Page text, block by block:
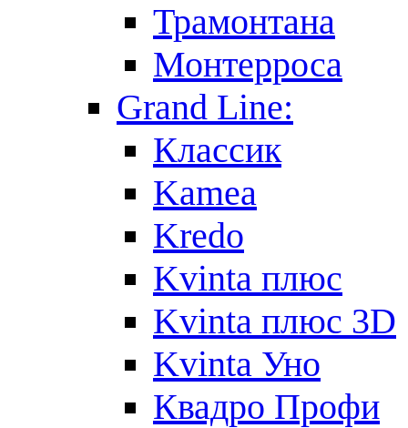
Трамонтана
Монтерроса
Grand Line:
Классик
Kamea
Kredo
Kvinta плюс
Kvinta плюс 3D
Kvinta Уно
Квадро Профи